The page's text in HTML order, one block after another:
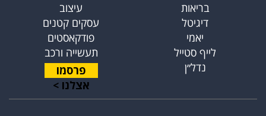
בריאות
דיגיטל
יאמי
לייף סטייל
נדל״ן
עיצוב
עסקים קטנים
פודקאסטים
תעשייה ורכב
פרסמו
אצלנו >